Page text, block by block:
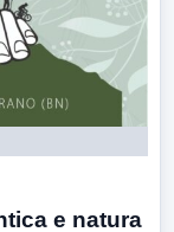
e natura